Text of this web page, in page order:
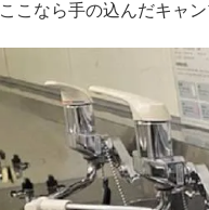
ここなら手の込んだキャ